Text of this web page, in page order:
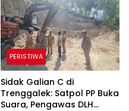
PERISTIWA
Sidak Galian C di
Trenggalek: Satpol PP Buka
Suara, Pengawas DLH